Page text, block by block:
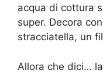
acqua di cottura
super. Decora
stracciatella, un
Allora che dici…